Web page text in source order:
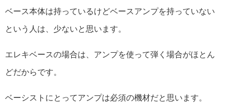
ベース本体は持っているけどベースアンプを持っていない
という人は、少ないと思います。
エレキベースの場合は、アンプを使って弾く場合がほとん
どだからです。
ベーシストにとってアンプは必須の機材だと思います。